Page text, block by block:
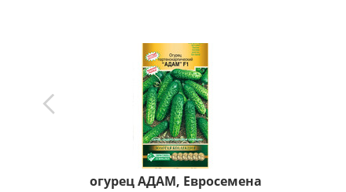
огурец АДАМ, Евросемена